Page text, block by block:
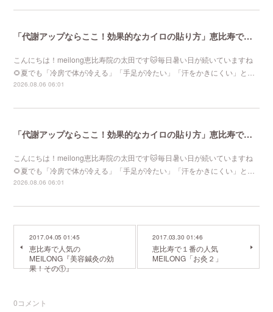
「代謝アップならここ！効果的なカイロの貼り方」恵比寿で口コミNo 1美容鍼灸ならmeilong
こんにちは！meilong恵比寿院の太田です🐱毎日暑い日が続いていますね
🌻夏でも「冷房で体が冷える」「手足が冷たい」「汗をかきにくい」と…
2026.08.06 06:01
「代謝アップならここ！効果的なカイロの貼り方」恵比寿で口コミNo 1美容鍼灸ならmeilong
こんにちは！meilong恵比寿院の太田です🐱毎日暑い日が続いていますね
🌻夏でも「冷房で体が冷える」「手足が冷たい」「汗をかきにくい」と…
2026.08.06 06:01
2017.04.05 01:45
恵比寿で人気の
MEILONG『美容鍼灸の効
果！その①』
2017.03.30 01:46
恵比寿で１番の人気
MEILONG「お灸２」
0コメント